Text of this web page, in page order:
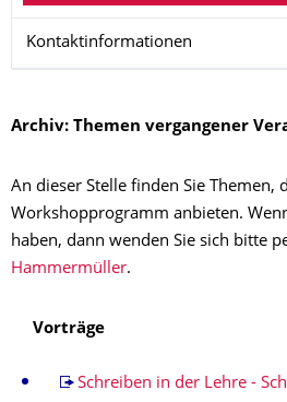
Kontaktinformationen
Archiv: Themen vergangener
An dieser Stelle finden Sie Themen,
Workshopprogramm anbieten.
haben, dann wenden Sie sich bitte
Hammermüller.
Vorträge
Schreiben in der Lehre -